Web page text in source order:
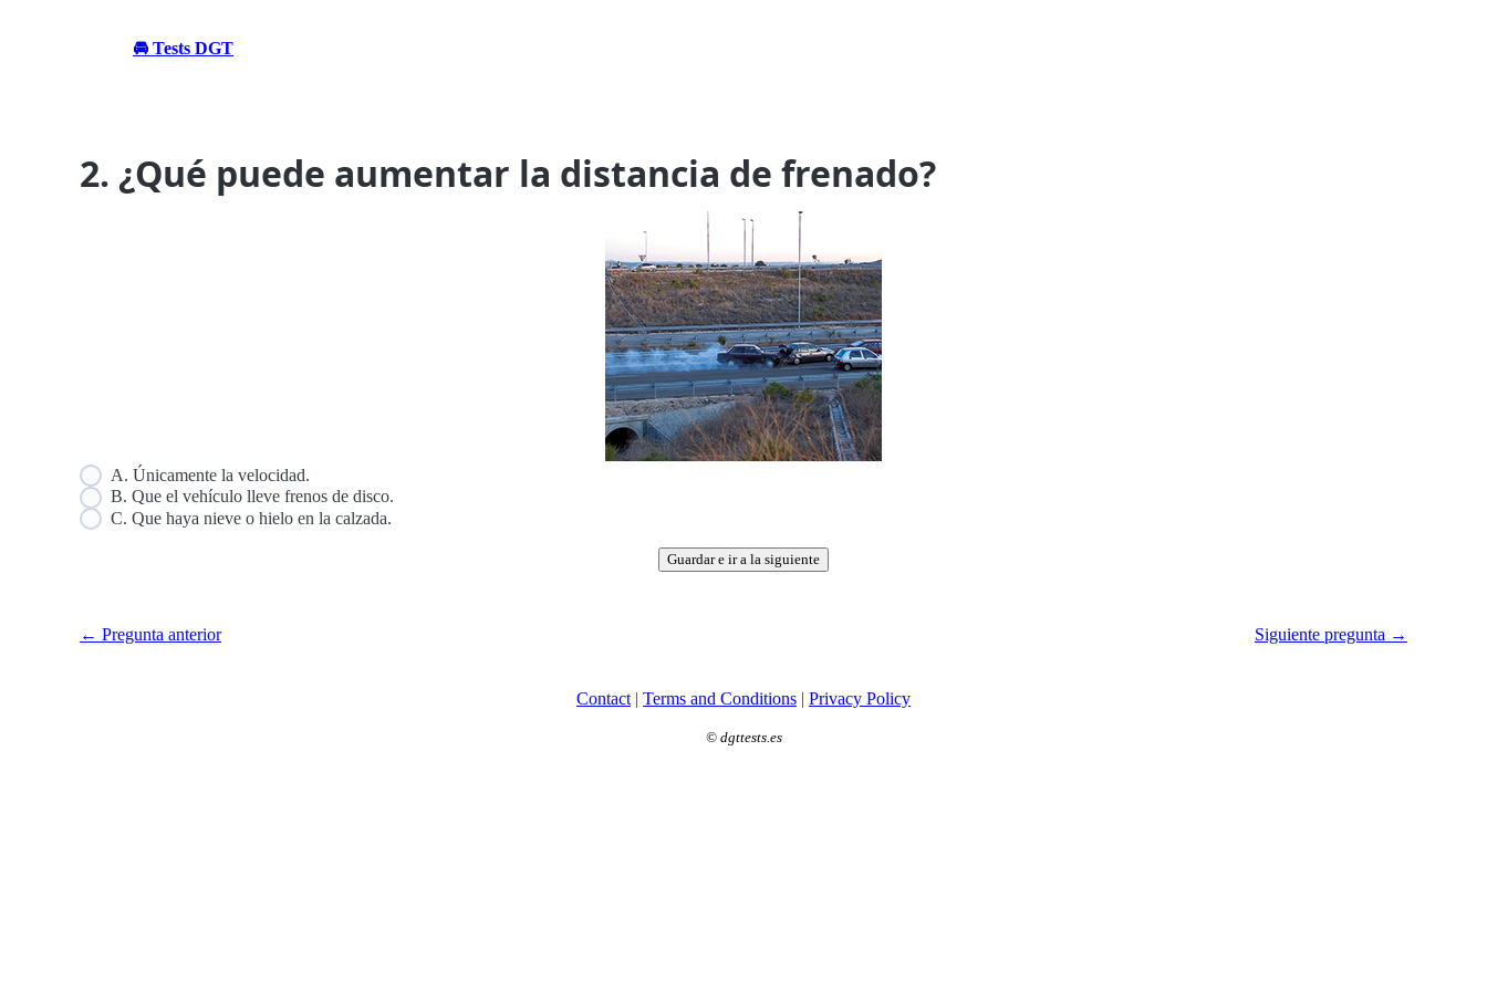
🚘 Tests DGT
2. ¿Qué puede aumentar la distancia de frenado?
A. Únicamente la velocidad.
B. Que el vehículo lleve frenos de disco.
C. Que haya nieve o hielo en la calzada.
Guardar e ir a la siguiente
← Pregunta anterior Siguiente pregunta →
Contact | Terms and Conditions | Privacy Policy
© dgttests.es